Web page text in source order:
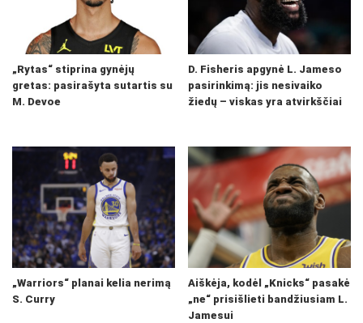
„Rytas“ stiprina gynėjų
gretas: pasirašyta sutartis su
M. Devoe
D. Fisheris apgynė L. Jameso
pasirinkimą: jis nesivaiko
žiedų – viskas yra atvirkščiai
„Warriors“ planai kelia nerimą
S. Curry
Aiškėja, kodėl „Knicks“ pasakė
„ne“ prisišlieti bandžiusiam L.
Jamesui